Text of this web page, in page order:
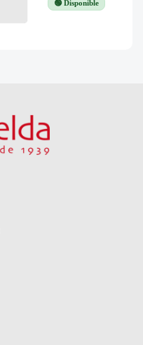
🟢 Disponible